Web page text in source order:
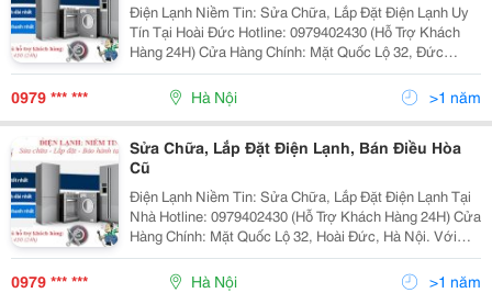
Điện Lạnh Niềm Tin: Sửa Chữa, Lắp Đặt Điện Lạnh Uy
Tín Tại Hoài Đức Hotline: 0979402430 (Hỗ Trợ Khách
Hàng 24H) Cửa Hàng Chính: Mặt Quốc Lộ 32, Đức
Thượng, Hoài Đức, Hà Nội. Với Trên 10 Năm Kinh
Nghiệm Sửa Chữa, Lắp Đặt Và Mua Bán Điều Hòa C
0979 *** *** Hà Nội >1 năm
Sửa Chữa, Lắp Đặt Điện Lạnh, Bán Điều Hòa
Cũ
Điện Lạnh Niềm Tin: Sửa Chữa, Lắp Đặt Điện Lạnh Tại
Nhà Hotline: 0979402430 (Hỗ Trợ Khách Hàng 24H) Cửa
Hàng Chính: Mặt Quốc Lộ 32, Hoài Đức, Hà Nội. Với
Trên 10 Năm Kinh Nghiệm Sửa Chữa, Lắp Đặt Và Mua
Bán Điều Hòa Cho Hệ Thống Nhà Hàng,
0979 *** *** Hà Nội >1 năm